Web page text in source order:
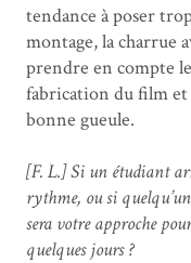
tendance à poser
montage, la charrue
prendre en compte
fabrication du film et
bonne gueule.
[F. L.] Si un étudiant
rythme, ou si
sera votre approche
quelques jours ?